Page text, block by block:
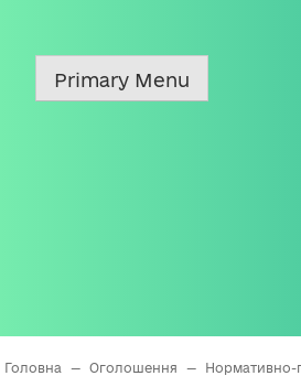
Primary Menu
Головна — Оголошення — Нормативно-